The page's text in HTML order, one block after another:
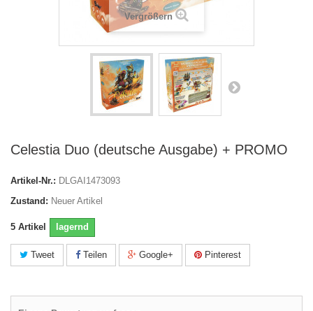
Vergrößern
Celestia Duo (deutsche Ausgabe) + PROMO
Artikel-Nr.: DLGAI1473093
Zustand: Neuer Artikel
5 Artikel lagernd
Tweet Teilen Google+ Pinterest